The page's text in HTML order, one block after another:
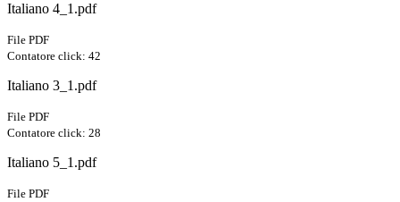
Italiano 4_1.pdf
File PDF
Contatore click: 42
Italiano 3_1.pdf
File PDF
Contatore click: 28
Italiano 5_1.pdf
File PDF